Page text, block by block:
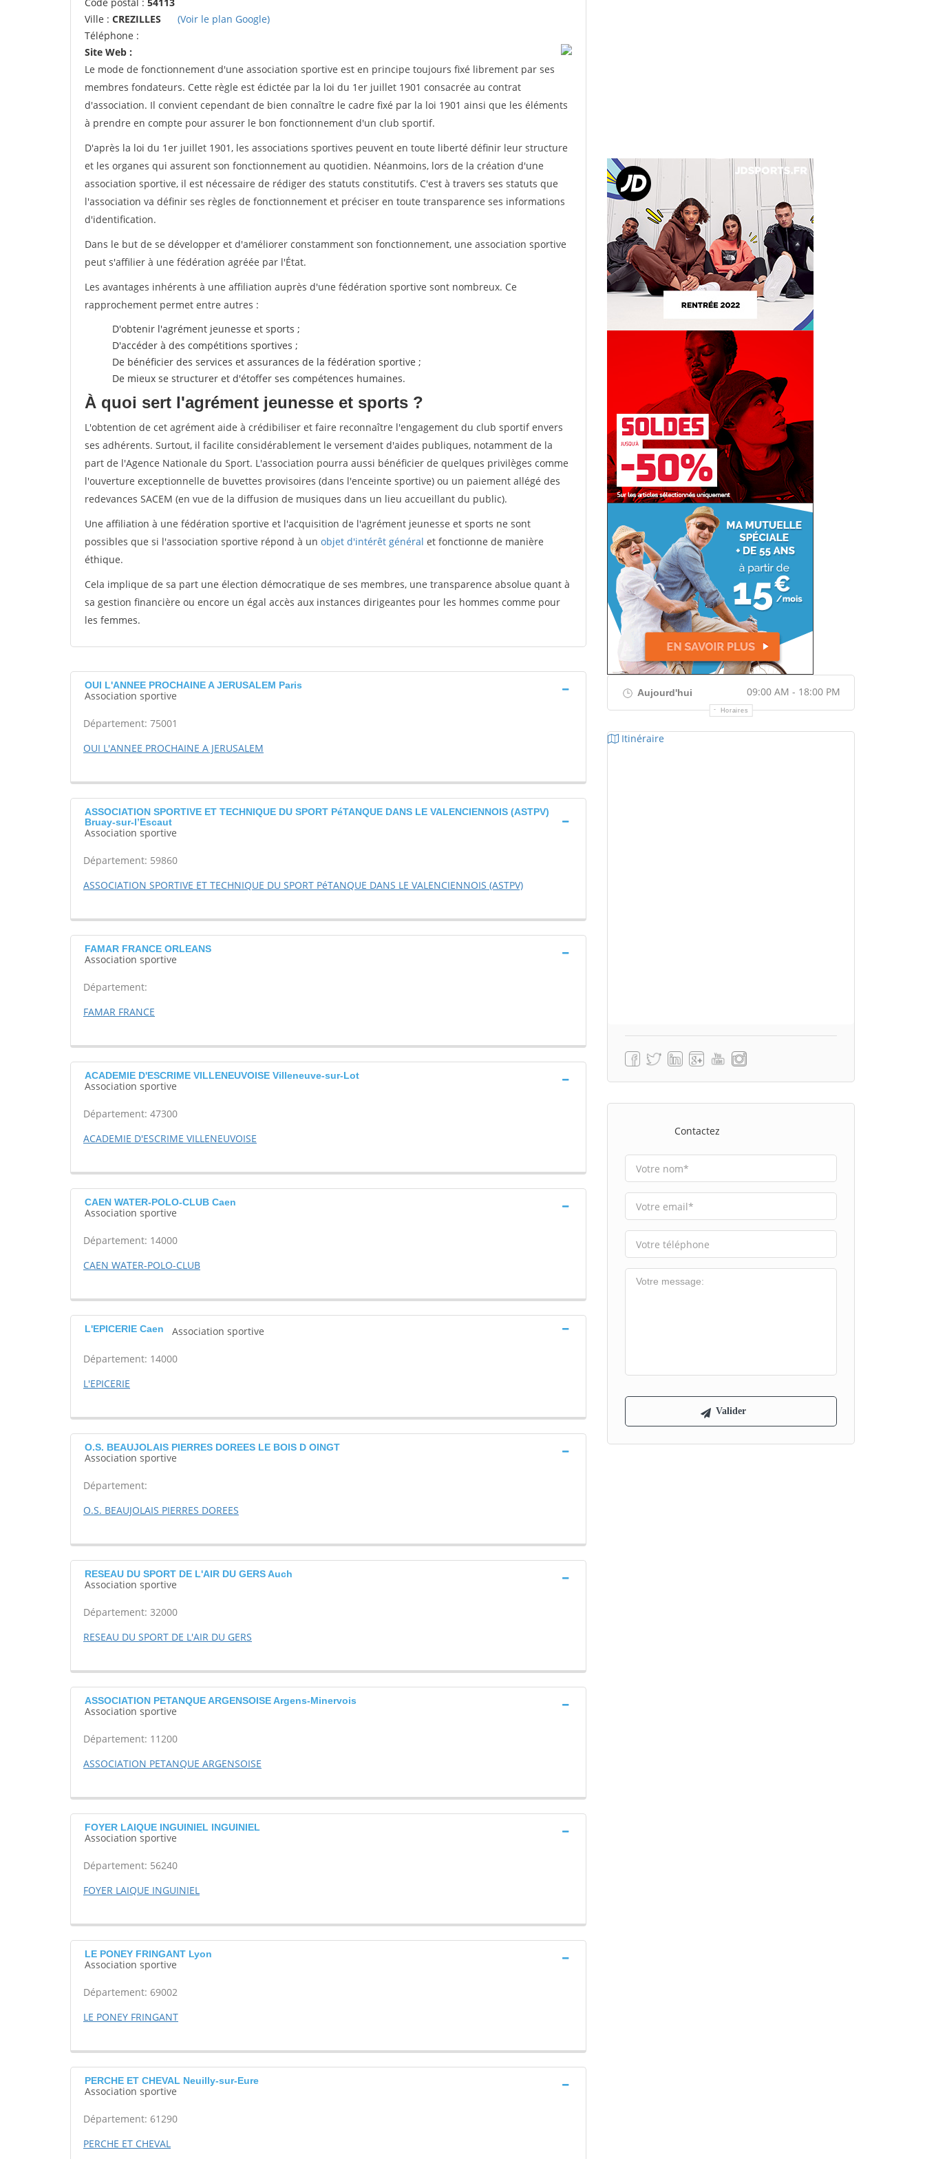
Ville : CREZILLES
(Voir le plan Google)
Téléphone :
Site Web :
Le mode de fonctionnement d'une association sportive est en principe toujours fixé librement par ses
membres fondateurs. Cette règle est édictée par la loi du 1er juillet 1901 consacrée au contrat
d'association. Il convient cependant de bien connaître le cadre fixé par la loi 1901 ainsi que les éléments
à prendre en compte pour assurer le bon fonctionnement d'un club sportif.
D'après la loi du 1er juillet 1901, les associations sportives peuvent en toute liberté définir leur structure
et les organes qui assurent son fonctionnement au quotidien. Néanmoins, lors de la création d'une
association sportive, il est nécessaire de rédiger des statuts constitutifs. C'est à travers ses statuts que
l'association va définir ses règles de fonctionnement et préciser en toute transparence ses informations
d'identification.
Dans le but de se développer et d'améliorer constamment son fonctionnement, une association sportive
peut s'affilier à une fédération agréée par l'État.
Les avantages inhérents à une affiliation auprès d'une fédération sportive sont nombreux. Ce
rapprochement permet entre autres :
D'obtenir l'agrément jeunesse et sports ;
D'accéder à des compétitions sportives ;
De bénéficier des services et assurances de la fédération sportive ;
De mieux se structurer et d'étoffer ses compétences humaines.
À quoi sert l'agrément jeunesse et sports ?
L'obtention de cet agrément aide à crédibiliser et faire reconnaître l'engagement du club sportif envers
ses adhérents. Surtout, il facilite considérablement le versement d'aides publiques, notamment de la
part de l'Agence Nationale du Sport. L'association pourra aussi bénéficier de quelques privilèges comme
l'ouverture exceptionnelle de buvettes provisoires (dans l'enceinte sportive) ou un paiement allégé des
redevances SACEM (en vue de la diffusion de musiques dans un lieu accueillant du public).
Une affiliation à une fédération sportive et l'acquisition de l'agrément jeunesse et sports ne sont
possibles que si l'association sportive répond à un objet d'intérêt général et fonctionne de manière
éthique.
Cela implique de sa part une élection démocratique de ses membres, une transparence absolue quant à
sa gestion financière ou encore un égal accès aux instances dirigeantes pour les hommes comme pour
les femmes.
OUI L'ANNEE PROCHAINE A JERUSALEM Paris
Association sportive
Département: 75001
OUI L'ANNEE PROCHAINE A JERUSALEM
ASSOCIATION SPORTIVE ET TECHNIQUE DU SPORT PéTANQUE DANS LE VALENCIENNOIS (ASTPV)
Bruay-sur-l’Escaut
Association sportive
Département: 59860
ASSOCIATION SPORTIVE ET TECHNIQUE DU SPORT PéTANQUE DANS LE VALENCIENNOIS (ASTPV)
FAMAR FRANCE ORLEANS
Association sportive
Département:
FAMAR FRANCE
ACADEMIE D'ESCRIME VILLENEUVOISE Villeneuve-sur-Lot
Association sportive
Département: 47300
ACADEMIE D'ESCRIME VILLENEUVOISE
CAEN WATER-POLO-CLUB Caen
Association sportive
Département: 14000
CAEN WATER-POLO-CLUB
L'EPICERIE Caen Association sportive
Département: 14000
L'EPICERIE
O.S. BEAUJOLAIS PIERRES DOREES LE BOIS D OINGT
Association sportive
Département:
O.S. BEAUJOLAIS PIERRES DOREES
RESEAU DU SPORT DE L'AIR DU GERS Auch
Association sportive
Département: 32000
RESEAU DU SPORT DE L'AIR DU GERS
ASSOCIATION PETANQUE ARGENSOISE Argens-Minervois
Association sportive
Département: 11200
ASSOCIATION PETANQUE ARGENSOISE
FOYER LAIQUE INGUINIEL INGUINIEL
Association sportive
Département: 56240
FOYER LAIQUE INGUINIEL
LE PONEY FRINGANT Lyon
Association sportive
Département: 69002
LE PONEY FRINGANT
PERCHE ET CHEVAL Neuilly-sur-Eure
Association sportive
Département: 61290
PERCHE ET CHEVAL
Aujourd'hui 09:00 AM - 18:00 PM
Horaires
Itinéraire
Contactez